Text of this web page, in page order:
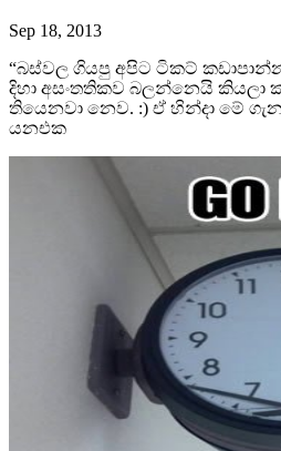
Sep 18, 2013
“බස්වල ගියපු අපිට ටිකට්
දිහා අසංතතිකව බලන්නෙයි
තියෙනවා නෙව. :) ඒ හින්දා මේ
යනඑක